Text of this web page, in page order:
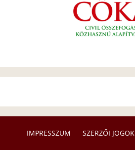
IMPRESSZUM SZERZŐI JOGOK